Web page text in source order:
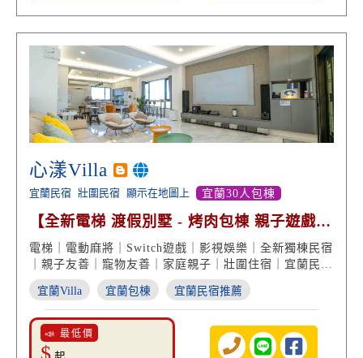
心漾Villa
宜蘭民宿 壯圍民宿 顯示在地圖上 宜蘭30人包棟
【全新電梯 渡假別墅 - 烤肉包棟 親子遊戲區
大投影螢幕】
電梯｜電動麻將｜Switch遊戲｜影視娛樂｜全新獨棟民宿
｜親子友善｜寵物友善｜家庭親子｜壯圍住宿｜宜蘭民宿
推薦
宜蘭Villa 宜蘭包棟 宜蘭民宿推薦
📣 最低價